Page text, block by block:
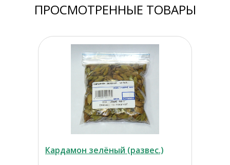
ПРОСМОТРЕННЫЕ ТОВАРЫ
Кардамон зелёный (развес.)